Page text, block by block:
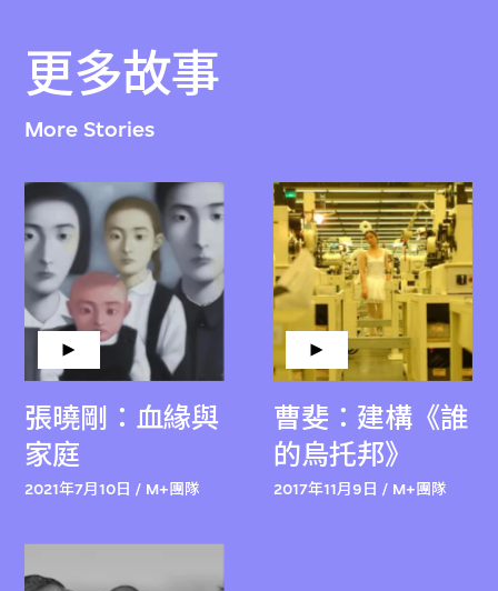
更多故事
More Stories
張曉剛：血緣與
家庭
2021年7月10日 / M+團隊
曹斐：建構《誰
的烏托邦》
2017年11月9日 / M+團隊